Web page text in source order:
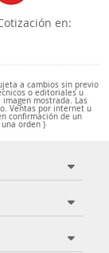
en:
a cambios sin previo
o editoriales u
mostrada. Las
Ventas por internet u
confirmación de un
orden )